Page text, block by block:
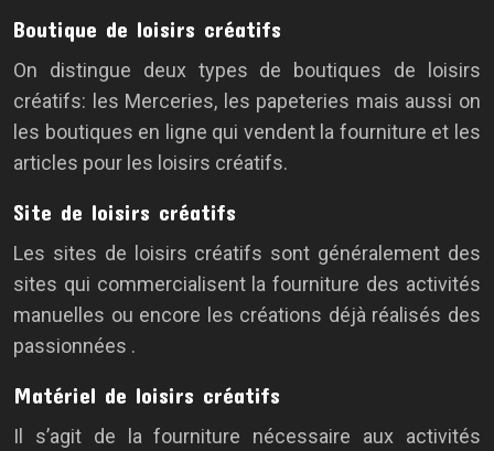
Boutique de loisirs créatifs
On distingue deux types de boutiques de loisirs
créatifs: les Merceries, les papeteries mais aussi on
les boutiques en ligne qui vendent la fourniture et les
articles pour les loisirs créatifs.
Site de loisirs créatifs
Les sites de loisirs créatifs sont généralement des
sites qui commercialisent la fourniture des activités
manuelles ou encore les créations déjà réalisés des
passionnées .
Matériel de loisirs créatifs
Il s’agit de la fourniture nécessaire aux activités